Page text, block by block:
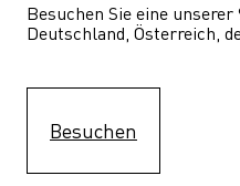
Besuchen Sie eine
Deutschland, Österreich,
Besuchen